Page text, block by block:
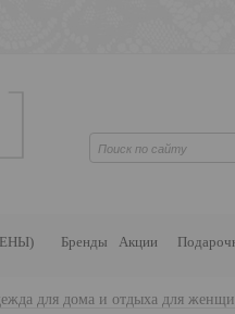
Бренды Акции
для дома и отдыха для